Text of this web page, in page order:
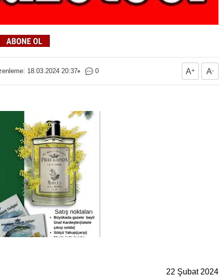
18.03.2024 20:37 0 A+ A-
22 Şubat 2024